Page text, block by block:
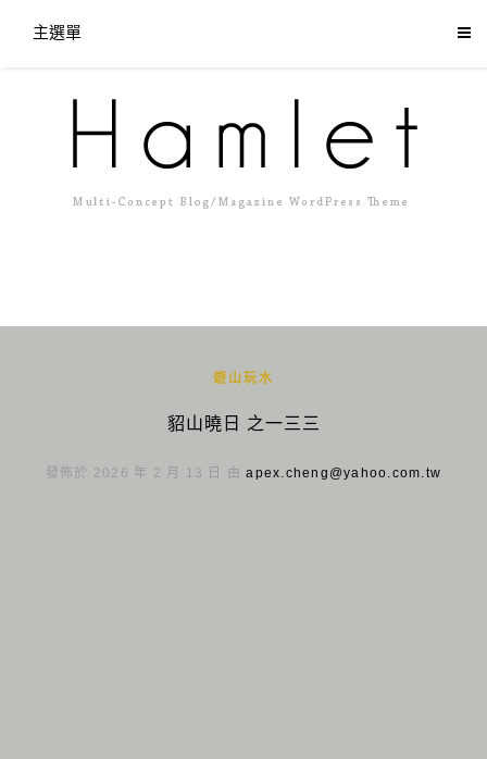
主選單
遊山玩水
貂山曉日 之一三三
發佈於 2026 年 2 月 13 日 由apex.cheng@yahoo.com.tw